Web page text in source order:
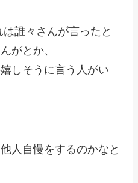
誰々さんが言ったと
がとか、
しそうに言う人がい
人自慢をするのかなと